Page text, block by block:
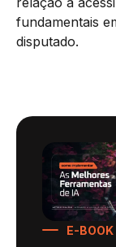
fundamentais
disputado.
E-